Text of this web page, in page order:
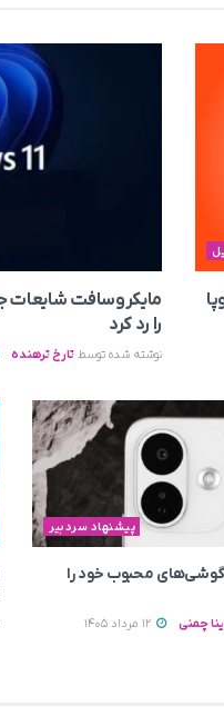
را رد کرد
نوشته شده توسط تارخ ترهنده
پیشنهاد سردبیر
محبوب خود را
چمنی 12 مرداد 1405